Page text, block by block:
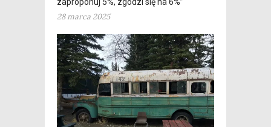
28 marca 2025